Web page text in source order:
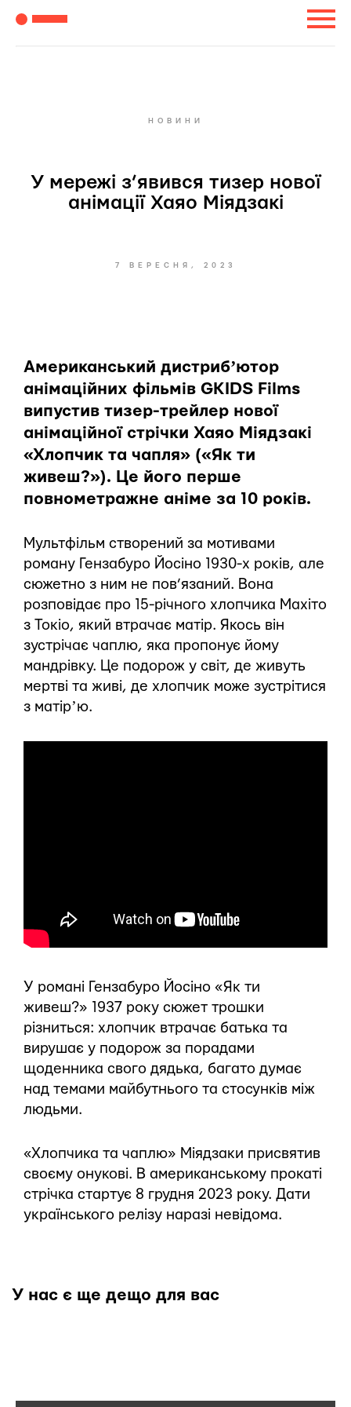
НОВИНИ
У мережі з’явився тизер нової
анімації Хаяо Міядзакі
7 ВЕРЕСНЯ, 2023
Американський дистрибʼютор
анімаційних фільмів GKIDS Films
випустив тизер-трейлер нової
анімаційної стрічки Хаяо Міядзакі
«Хлопчик та чапля» («Як ти
живеш?»). Це його перше
повнометражне аніме за 10 років.
Мультфільм створений за мотивами
роману Гензабуро Йосіно 1930-х років, але
сюжетно з ним не пов’язаний. Вона
розповідає про 15-річного хлопчика Махіто
з Токіо, який втрачає матір. Якось він
зустрічає чаплю, яка пропонує йому
мандрівку. Це подорож у світ, де живуть
мертві та живі, де хлопчик може зустрітися
з матірʼю.
У романі Гензабуро Йосіно «Як ти
живеш?» 1937 року сюжет трошки
різниться: хлопчик втрачає батька та
вирушає у подорож за порадами
щоденника свого дядька, багато думає
над темами майбутнього та стосунків між
людьми.
«Хлопчика та чаплю» Міядзаки присвятив
своєму онукові. В американському прокаті
стрічка стартує 8 грудня 2023 року. Дати
українського релізу наразі невідома.
У нас є ще дещо для вас